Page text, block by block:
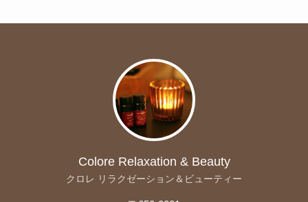
Colore Relaxation & Beauty
クロレ リラクゼーション＆ビューティー